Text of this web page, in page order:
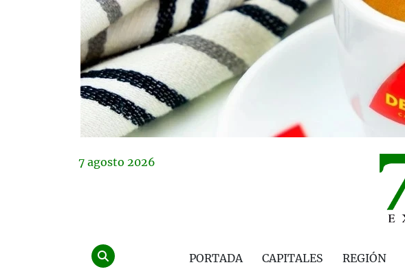
7 agosto 2026
PORTADA CAPITALES REGIÓN